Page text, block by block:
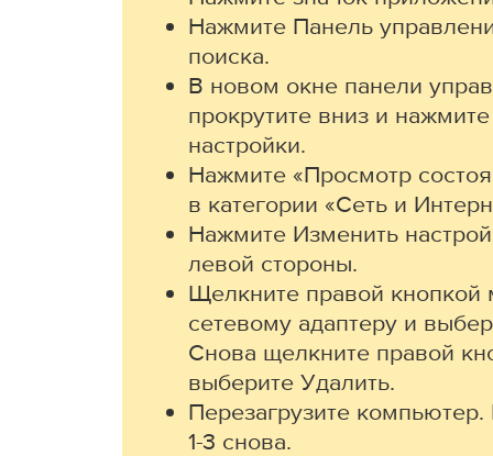
Нажмите Панель
поиска.
В новом окне панели
прокрутите вниз и
настройки.
Нажмите «Просмотр
в категории «Сеть и
Нажмите Изменить
левой стороны.
Щелкните правой
сетевому адаптеру и
Снова щелкните правой
выберите Удалить.
Перезагрузите
1-3 снова.